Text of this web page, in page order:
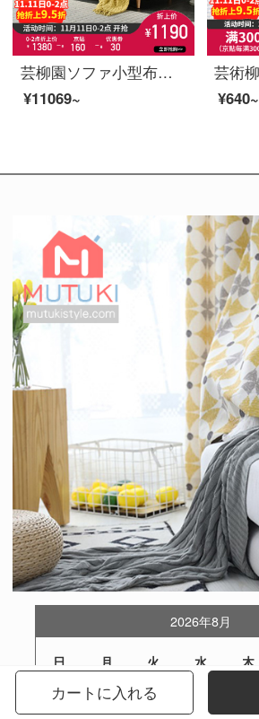
芸柳園ソファ小型布芸ソファー現代簡単約三人のソファ椅子賃貸部屋ソファ逸品家具米白色両用ソファ
¥11069~
¥640~
カートに入れる
2026年8月
日 月 火 水 木